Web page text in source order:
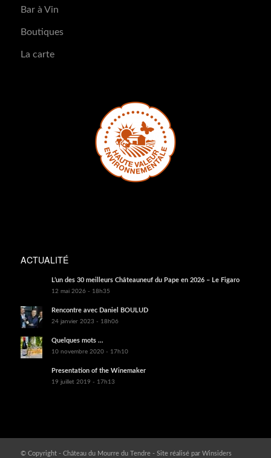
Bar à Vin
Boutiques
La carte
ACTUALITÉ
L’un des 30 meilleurs Châteauneuf du Pape en 2026 – Le Figaro
12 mai 2026 - 18h35
Rencontre avec Daniel BOULUD
24 janvier 2023 - 18h06
Quelques mots …
10 novembre 2020 - 17h10
Presentation of the Winemaker
19 juillet 2019 - 17h13
© Copyright - Château du Mourre du Tendre- Site réalisé par Winsiders